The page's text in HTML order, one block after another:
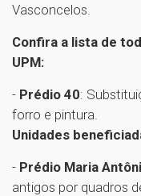
Vasconcelos.
Confira a lista de
UPM:
- Prédio 40:
forro e pintura.
Unidades
- Prédio Maria
antigos por quadros